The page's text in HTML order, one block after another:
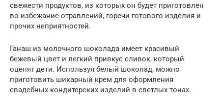
свежести продуктов, из которых он будет приготовлен
во избежание отравлений, горечи готового изделия и
прочих неприятностей.
Ганаш из молочного шоколада имеет красивый
бежевый цвет и легкий привкус сливок, который
оценят дети. Используя белый шоколад, можно
приготовить шикарный крем для оформления
свадебных кондитерских изделий в светлых тонах.